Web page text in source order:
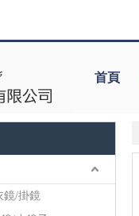
首頁
鏡/掛鏡